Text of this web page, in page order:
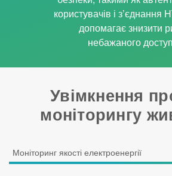
користувачів і з’єднання
допомагає знизити
небажаного
Увімкнення
моніторингу
Моніторинг якості електроенергії